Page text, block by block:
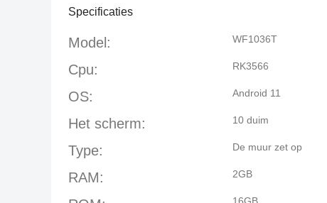
Specificaties
Model: WF1036T
Cpu: RK3566
OS: Android 11
Het scherm: 10 duim
Type: De muur zet op
RAM: 2GB